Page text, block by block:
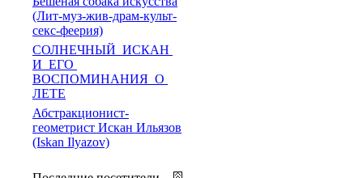
(Лит-муз-жив-драм-культ-
секс-феерия)
СОЛНЕЧНЫЙ ИСКАН
И ЕГО
ВОСПОМИНАНИЯ О
ЛЕТЕ
Абстракционист-
геометрист Искан Ильязов
(Iskan Ilyazov)